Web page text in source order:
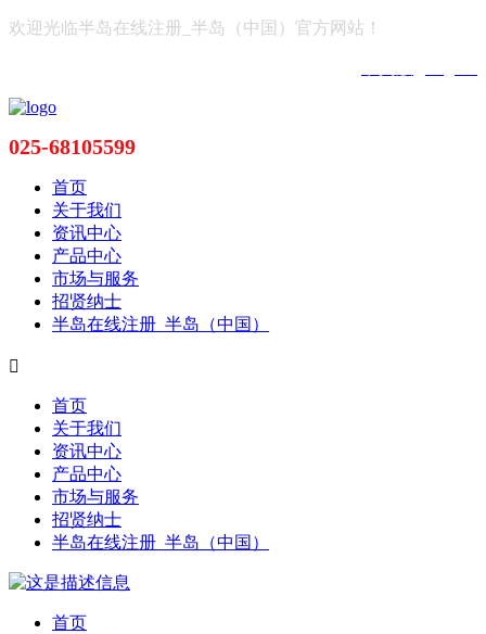
欢迎光临半岛在线注册_半岛（中国）官方网站！
025-68105599
首页
关于我们
资讯中心
产品中心
市场与服务
招贤纳士
半岛在线注册_半岛（中国）

首页
关于我们
资讯中心
产品中心
市场与服务
招贤纳士
半岛在线注册_半岛（中国）
首页